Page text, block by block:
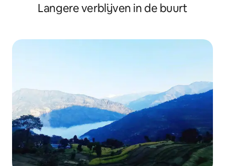
Langere verblijven in de buurt